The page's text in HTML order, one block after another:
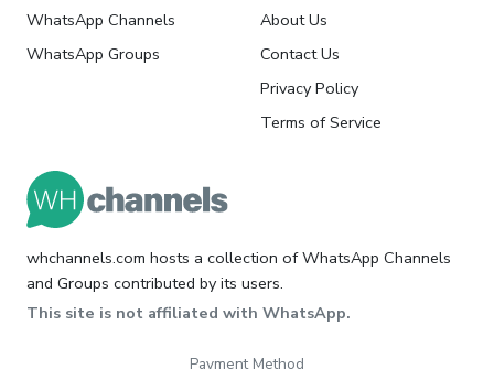
WhatsApp Channels
WhatsApp Groups
About Us
Contact Us
Privacy Policy
Terms of Service
whchannels.com hosts a collection of WhatsApp Channels
and Groups contributed by its users.
This site is not affiliated with WhatsApp.
Payment Method